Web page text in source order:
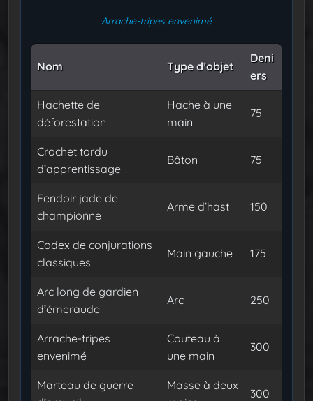
Arrache-tripes envenimé
Nom Type d’objet
Deni
ers
Hachette de
déforestation
Hache à une
main
75
Crochet tordu
d’apprentissage
Bâton 75
Fendoir jade de
championne
Arme d’hast 150
Codex de conjurations
classiques
Main gauche 175
Arc long de gardien
d’émeraude
Arc 250
Arrache-tripes
envenimé
Couteau à
une main
300
Marteau de guerre
Masse à deux
300